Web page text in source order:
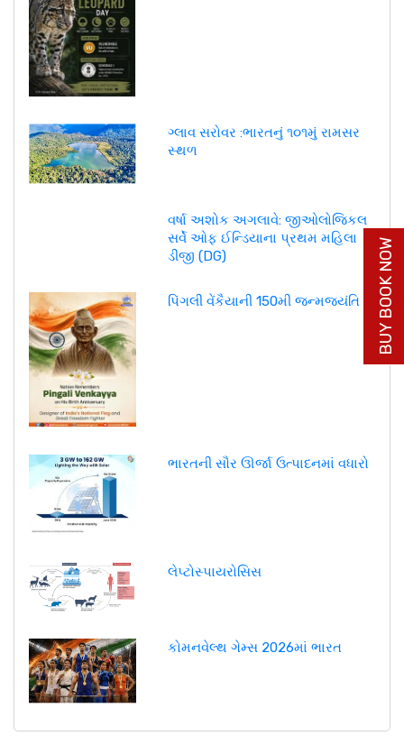
ગ્લાવ સરોવર :ભારતનું ૧૦૧મું રામસર
સ્થળ
વર્ષા અશોક અગલાવે: જીઓલોજિકલ
સર્વે ઓફ ઈન્ડિયાના પ્રથમ મહિલા
ડીજી (DG)
પિંગલી વેંકૈયાની 150મી જન્મજયંતિ
ભારતની સૌર ઊર્જા ઉત્પાદનમાં વધારો
લેપ્ટોસ્પાયરોસિસ
કોમનવેલ્થ ગેમ્સ 2026માં ભારત
BUY BOOK NOW